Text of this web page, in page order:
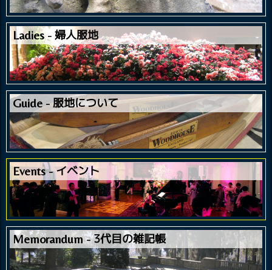
Ladies 婦人服地
Guide 服地について
Events イベント
Memorandum 3代目の雑記帳